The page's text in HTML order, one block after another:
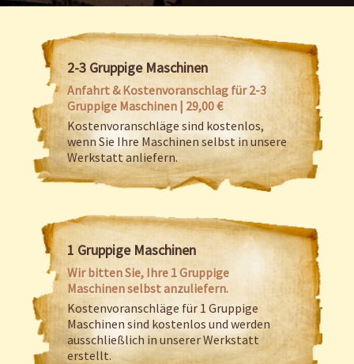
2-3 Gruppige Maschinen
Anfahrt & Kostenvoranschlag für 2-3
Gruppige Maschinen | 29,00 €
Kostenvoranschläge sind kostenlos,
wenn Sie Ihre Maschinen selbst in unsere
Werkstatt anliefern.
1 Gruppige Maschinen
Wir bitten Sie, Ihre 1 Gruppige
Maschinen selbst anzuliefern.
Kostenvoranschläge für 1 Gruppige
Maschinen sind kostenlos und werden
ausschließlich in unserer Werkstatt
erstellt.